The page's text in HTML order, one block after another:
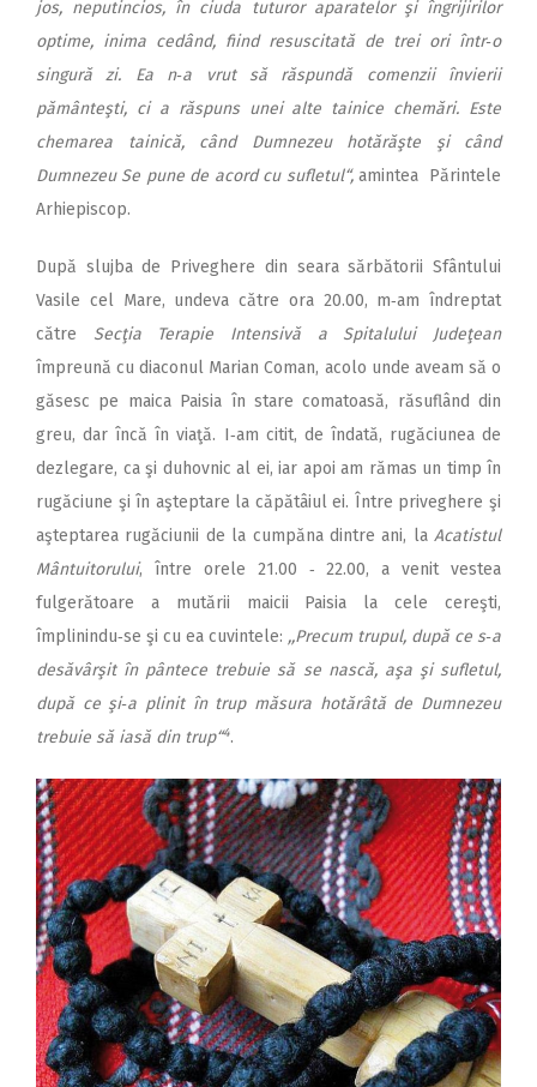
jos, neputincios, în ciuda tuturor aparatelor şi îngrijirilor
optime, inima cedând, fiind resuscitată de trei ori într‑o
singură zi. Ea n‑a vrut să răspundă comenzii învierii
pământeşti, ci a răspuns unei alte tainice chemări. Este
chemarea tainică, când Dumnezeu hotărăşte şi când
Dumnezeu Se pune de acord cu sufletul“,amintea Părintele
Arhiepiscop.
După slujba de Priveghere din seara sărbătorii Sfântului
Vasile cel Mare, undeva către ora 20.00, m‑am îndreptat
către Secţia Terapie Intensivă a Spitalului Judeţean
împreună cu diaconul Marian Coman, acolo unde aveam să o
găsesc pe maica Paisia în stare comatoasă, răsuflând din
greu, dar încă în viaţă. I‑am citit, de îndată, rugăciunea de
dezlegare, ca şi duhovnic al ei, iar apoi am rămas un timp în
rugăciune şi în aşteptare la căpătâiul ei. Între priveghere şi
aşteptarea rugăciunii de la cumpăna dintre ani, la Acatistul
Mântuitorului, între orele 21.00 ‑ 22.00, a venit vestea
fulgerătoare a mutării maicii Paisia la cele cereşti,
împlinindu‑se şi cu ea cuvintele: ,,Precum trupul, după ce s‑a
desăvârşit în pântece trebuie să se nască, aşa şi sufletul,
după ce şi‑a plinit în trup măsura hotărâtă de Dumnezeu
trebuie să iasă din trup“4.